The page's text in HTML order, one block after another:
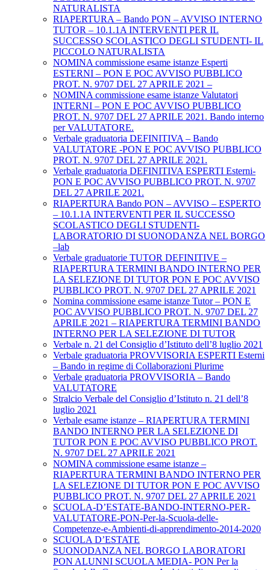
NATURALISTA
RIAPERTURA – Bando PON – AVVISO INTERNO
TUTOR – 10.1.1A INTERVENTI PER IL
SUCCESSO SCOLASTICO DEGLI STUDENTI- IL
PICCOLO NATURALISTA
NOMINA commissione esame istanze Esperti
ESTERNI – PON E POC AVVISO PUBBLICO
PROT. N. 9707 DEL 27 APRILE 2021 –
NOMINA commissione esame istanze Valutatori
INTERNI – PON E POC AVVISO PUBBLICO
PROT. N. 9707 DEL 27 APRILE 2021. Bando interno
per VALUTATORE.
Verbale graduatoria DEFINITIVA – Bando
VALUTATORE -PON E POC AVVISO PUBBLICO
PROT. N. 9707 DEL 27 APRILE 2021.
Verbale graduatoria DEFINITIVA ESPERTI Esterni-
PON E POC AVVISO PUBBLICO PROT. N. 9707
DEL 27 APRILE 2021.
RIAPERTURA Bando PON – AVVISO – ESPERTO
– 10.1.1A INTERVENTI PER IL SUCCESSO
SCOLASTICO DEGLI STUDENTI-
LABORATORIO DI SUONODANZA NEL BORGO
–lab
Verbale graduatorie TUTOR DEFINITIVE –
RIAPERTURA TERMINI BANDO INTERNO PER
LA SELEZIONE DI TUTOR PON E POC AVVISO
PUBBLICO PROT. N. 9707 DEL 27 APRILE 2021
Nomina commissione esame istanze Tutor – PON E
POC AVVISO PUBBLICO PROT. N. 9707 DEL 27
APRILE 2021 – RIAPERTURA TERMINI BANDO
INTERNO PER LA SELEZIONE DI TUTOR
Verbale n. 21 del Consiglio d’Istituto dell’8 luglio 2021
Verbale graduatoria PROVVISORIA ESPERTI Esterni
– Bando in regime di Collaborazioni Plurime
Verbale graduatoria PROVVISORIA – Bando
VALUTATORE
Stralcio Verbale del Consiglio d’Istituto n. 21 dell’8
luglio 2021
Verbale esame istanze – RIAPERTURA TERMINI
BANDO INTERNO PER LA SELEZIONE DI
TUTOR PON E POC AVVISO PUBBLICO PROT.
N. 9707 DEL 27 APRILE 2021
NOMINA commissione esame istanze –
RIAPERTURA TERMINI BANDO INTERNO PER
LA SELEZIONE DI TUTOR PON E POC AVVISO
PUBBLICO PROT. N. 9707 DEL 27 APRILE 2021
SCUOLA-D’ESTATE-BANDO-INTERNO-PER-
VALUTATORE-PON-Per-la-Scuola-delle-
Competenze-e-Ambienti-di-apprendimento-2014-2020
SCUOLA D’ESTATE
SUONODANZA NEL BORGO LABORATORI
PON ALUNNI SCUOLA MEDIA- PON Per la